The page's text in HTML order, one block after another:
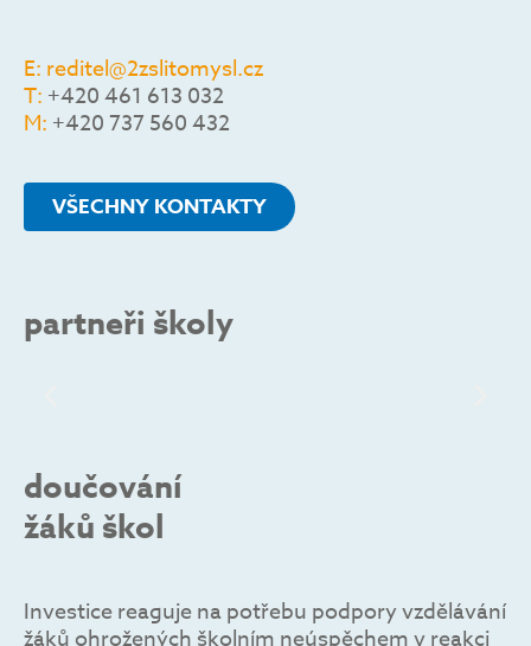
E: reditel@2zslitomysl.cz
T: +420 461 613 032
M: +420 737 560 432
VŠECHNY KONTAKTY
partneři školy
doučování
žáků škol
Investice reaguje na potřebu podpory vzdělávání
žáků ohrožených školním neúspěchem v reakci